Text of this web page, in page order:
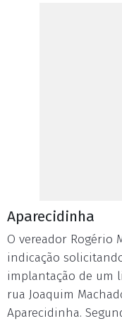
Aparecidinha
O vereador Rogério
indicação
implantação de um
rua Joaquim
Aparecidinha.